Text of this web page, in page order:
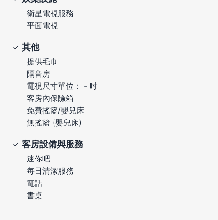
衛星電視服務
平面電視
其他
提供毛巾
隔音房
電視尺寸單位： - 吋
客房內保險箱
免費搖籃/嬰兒床
無搖籃 (嬰兒床)
客房設備與服務
迷你吧
每日清潔服務
電話
書桌